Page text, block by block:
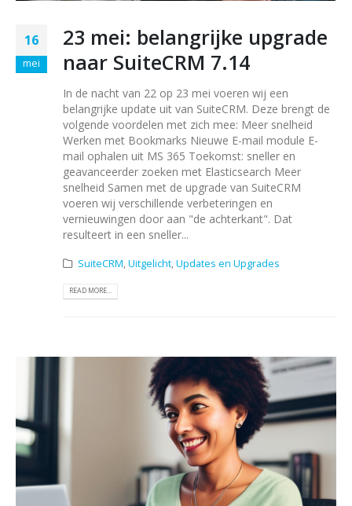
16
mei
23 mei: belangrijke upgrade
naar SuiteCRM 7.14
In de nacht van 22 op 23 mei voeren wij een
belangrijke update uit van SuiteCRM. Deze brengt de
volgende voordelen met zich mee: Meer snelheid
Werken met Bookmarks Nieuwe E-mail module E-
mail ophalen uit MS 365 Toekomst: sneller en
geavanceerder zoeken met Elasticsearch Meer
snelheid Samen met de upgrade van SuiteCRM
voeren wij verschillende verbeteringen en
vernieuwingen door aan "de achterkant". Dat
resulteert in een sneller...
SuiteCRM,Uitgelicht,Updates en Upgrades
READ MORE...